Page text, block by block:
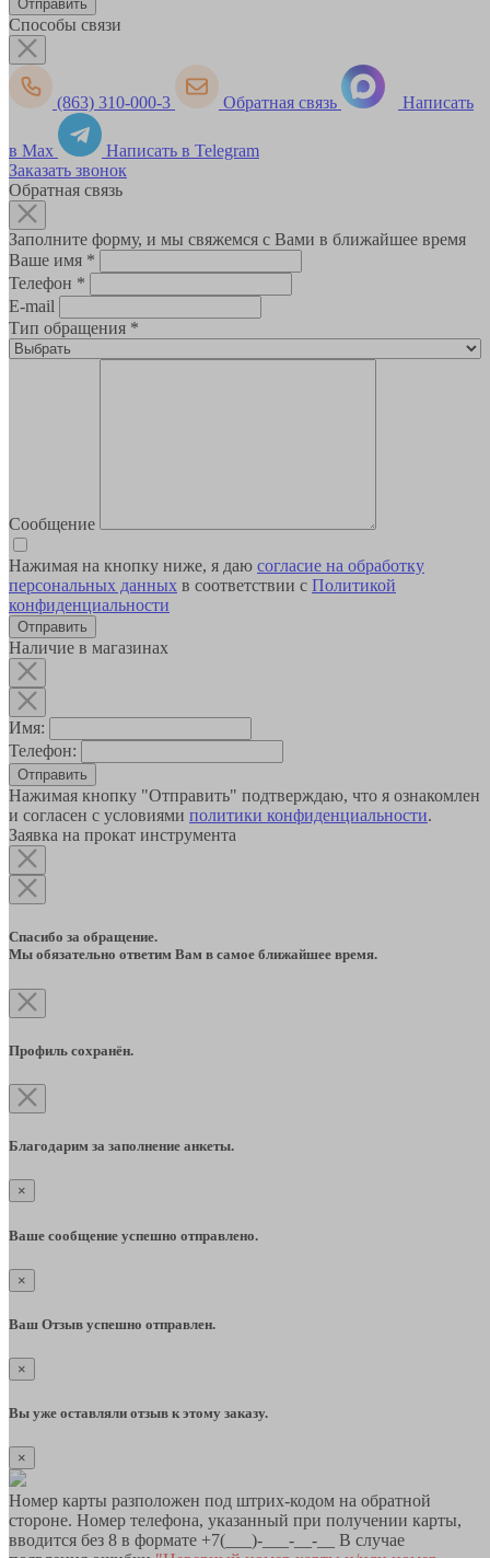
Способы связи
(863) 310-000-3 Обратная связь Написать
в Max
Написать в Telegram
Заказать звонок
Обратная связь
Заполните форму, и мы свяжемся с Вами в ближайшее время
Ваше имя *
Телефон *
E-mail
Тип обращения *
Сообщение
Нажимая на кнопку ниже, я даю согласие на обработку
персональных данных в соответствии с Политикой
конфиденциальности
Наличие в магазинах
Имя:
Телефон:
Отправить
Нажимая кнопку "Отправить" подтверждаю, что я ознакомлен
и согласен с условиями политики конфиденциальности.
Заявка на прокат инструмента
Спасибо за обращение.
Мы обязательно ответим Вам в самое ближайшее время.
Профиль сохранён.
Благодарим за заполнение анкеты.
×
Ваше сообщение успешно отправлено.
×
Ваш Отзыв успешно отправлен.
×
Вы уже оставляли отзыв к этому заказу.
×
Номер карты разположен под штрих-кодом на обратной
стороне. Номер телефона, указанный при получении карты,
вводится без 8 в формате +7(___)-___-__-__ В случае